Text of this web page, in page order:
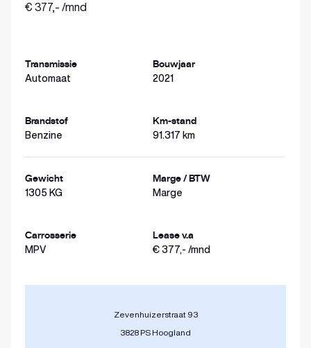
€ 377,- /mnd
Transmissie
Automaat
Bouwjaar
2021
Brandstof
Benzine
Km-stand
91.317 km
Gewicht
1305 KG
Marge / BTW
Marge
Carrosserie
MPV
Lease v.a
€ 377,- /mnd
Zevenhuizerstraat 93
3828 PS Hoogland